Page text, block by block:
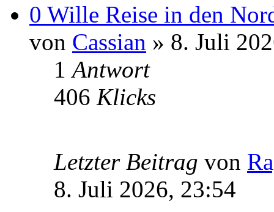
0 Wille Reise in den
von Cassian » 8. Juli
1Antwort
406 Klicks
Letzter Beitrag von
8. Juli 2026, 23:54